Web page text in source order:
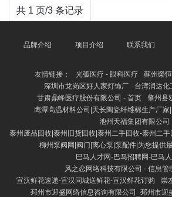
共 1 页/3 条记录
品牌介绍 项目介绍 联系我们
友情链接： 光弧医疗 - 眼科医疗
蘇州榮
深圳市龙岗区好人家灯饰厂
台湾润达化
甘肃鼎峰医疗股份有限公司 - 首页
肇州县
鹰潭高温材料公司|天长陶瓷纤维棉生产厂
池州天福集团有限公司
泰州废品回收|泰州旧货回收|泰州二手回收-泰州二手
柳州泵阀网|阀门|离心泵|泵配件|为您提供
巴马人才网-巴马招聘网-巴马
风之恋网络科技有限公司 - 信息管
宣汉鲜花速递-宣汉同城送鲜花-宣汉鲜花订购
崇
邳州市迎盛网络信息咨询有限公司_邳州市迎